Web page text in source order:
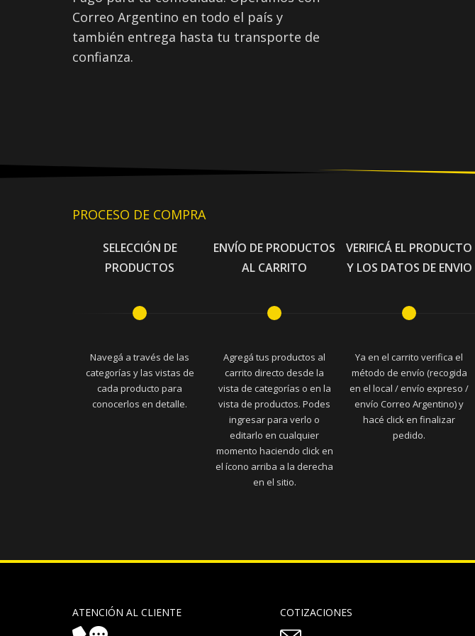
Correo Argentino en todo el país y
también entrega hasta tu transporte de
confianza.
PROCESO DE COMPRA
SELECCIÓN DE
PRODUCTOS
Navegá a través de las
categorías y las vistas de
cada producto para
conocerlos en detalle.
ENVÍO DE PRODUCTOS
AL CARRITO
Agregá tus productos al
carrito directo desde la
vista de categorías o en la
vista de productos. Podes
ingresar para verlo o
editarlo en cualquier
momento haciendo click en
el ícono arriba a la derecha
en el sitio.
VERIFICÁ EL PRODUCTO
Y LOS DATOS DE ENVIO
Ya en el carrito verifica el
método de envío (recogida
en el local / envío expreso /
envío Correo Argentino) y
hacé click en finalizar
pedido.
ATENCIÓN AL CLIENTE COTIZACIONES